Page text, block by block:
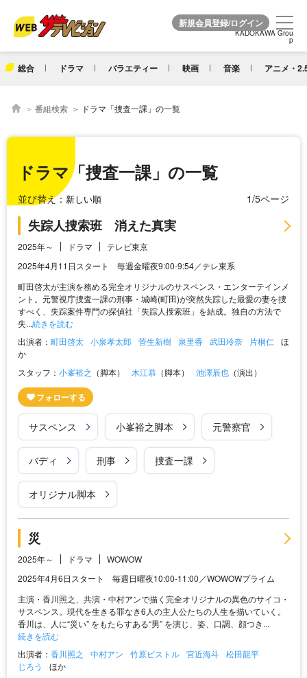
KADOKAWA Grou
p
総合 ドラマ バラエティー 映画 音楽 アニメ・
KADOKAWA Grou
p
番組検索 ドラマ「捜査一課」の一覧
ドラマ「捜査一課」の一覧
並び替え： 1/5ページ
失踪人捜索班 消えた真実
2025年～ ドラマ
テレビ東京
2025年4月11日スタート 毎週金曜夜9:00-9:54／テレ東系
町田啓太が主演を務める完全オリジナルのサスペンス・エンターテインメ
ント。元警視庁捜査一課の刑事・城崎(町田)が突然失踪した最愛の妻を捜
すべく、失踪案件専門の探偵社「失踪人捜索班」を結成。独自の方法で
失...続きを読む
出演者： 町田啓太 小泉孝太郎 菅生新樹 泉里香 武田玲奈 片桐仁 ほ
か
スタッフ： 小峯裕之 （脚本） 木江恭 （脚本） 池澤辰也 （演出）
サスペンス 小峯裕之脚本 元警察官
バディ 刑事 捜査一課
オリジナル脚本
災
2025年～ ドラマ
WOWOW
2025年4月6日スタート 毎週日曜夜10:00-11:00／WOWOWプライム
主演・香川照之、共演・中村アンで描く完全オリジナルの異色のサイコ・
サスペンス。現代を生きる罪なき6人の主人公たちの人生を描いていく。
香川は、人に“災い” をもたらすある“男” を演じ、姿、口調、顔つき...
続きを読む
出演者： 香川照之 中村アン 竹原ピストル 宮近海斗 松田龍平
じろう
ほか